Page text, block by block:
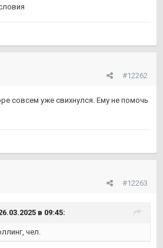
#12262
совсем уже свихнулся. Ему не помочь
#12263
в 09:45:
чел.